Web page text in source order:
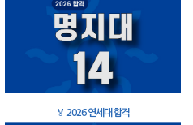
🏅 2026 연세대 합격